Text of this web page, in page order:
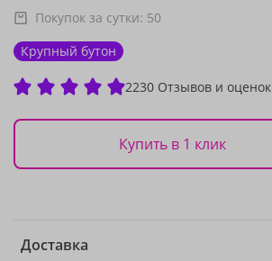
Покупок за сутки: 50
Крупный бутон
2230 Отзывов и оценок
Купить в 1 клик
Доставка